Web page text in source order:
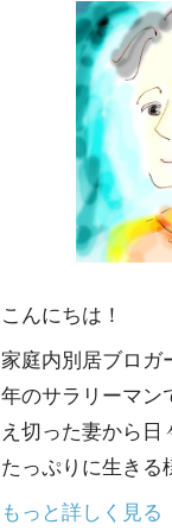
こんにちは！
家庭内別居ブロガ
年のサラリーマン
え切った妻から日
たっぷりに生きる
もっと詳しく見る